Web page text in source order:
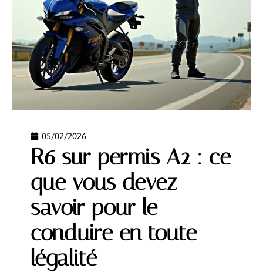
05/02/2026
R6 sur permis A2 : ce
que vous devez
savoir pour le
conduire en toute
légalité